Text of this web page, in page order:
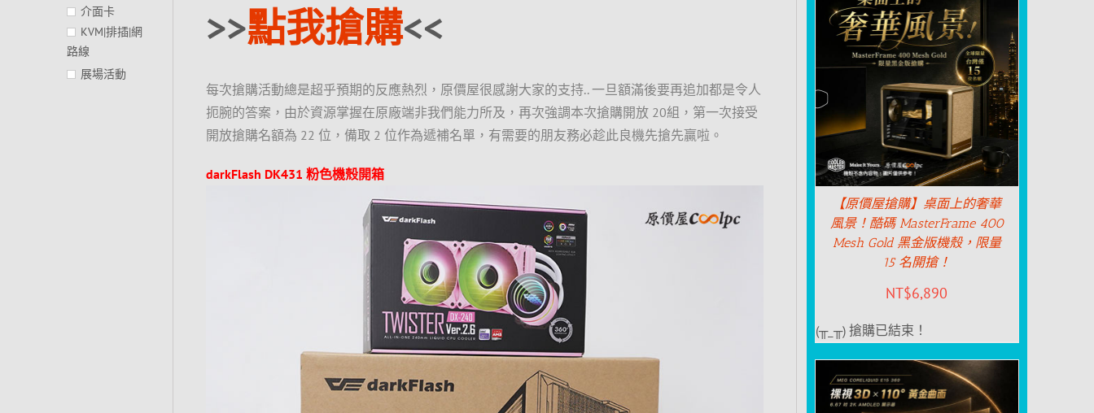
>>點我搶購<<
每次搶購活動總是超乎預期的反應熱烈，原價屋很感謝大家的支持.. 一旦額滿後要再追加都是令人
扼腕的答案，由於資源掌握在原廠端非我們能力所及，再次強調本次搶購開放 20組，第一次接受
開放搶購名額為 22 位，備取 2 位作為遞補名單，有需要的朋友務必趁此良機先搶先贏啦。
darkFlash DK431 粉色機殼開箱
介面卡
KVM|排插|網
路線
展場活動
【原價屋搶購】桌面上的奢華
風景！酷碼 MasterFrame 400
Mesh Gold 黑金版機殼，限量
15 名開搶！
NT$6,890
(╥_╥) 搶購已結束！